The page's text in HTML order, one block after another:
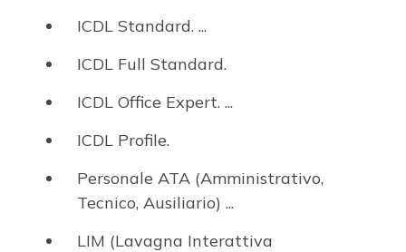
ICDL Standard. ...
ICDL Full Standard.
ICDL Office Expert. ...
ICDL Profile.
Personale ATA (Amministrativo,
Tecnico, Ausiliario) ...
LIM (Lavagna Interattiva